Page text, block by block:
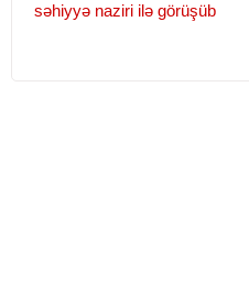
səhiyyə naziri ilə görüşüb